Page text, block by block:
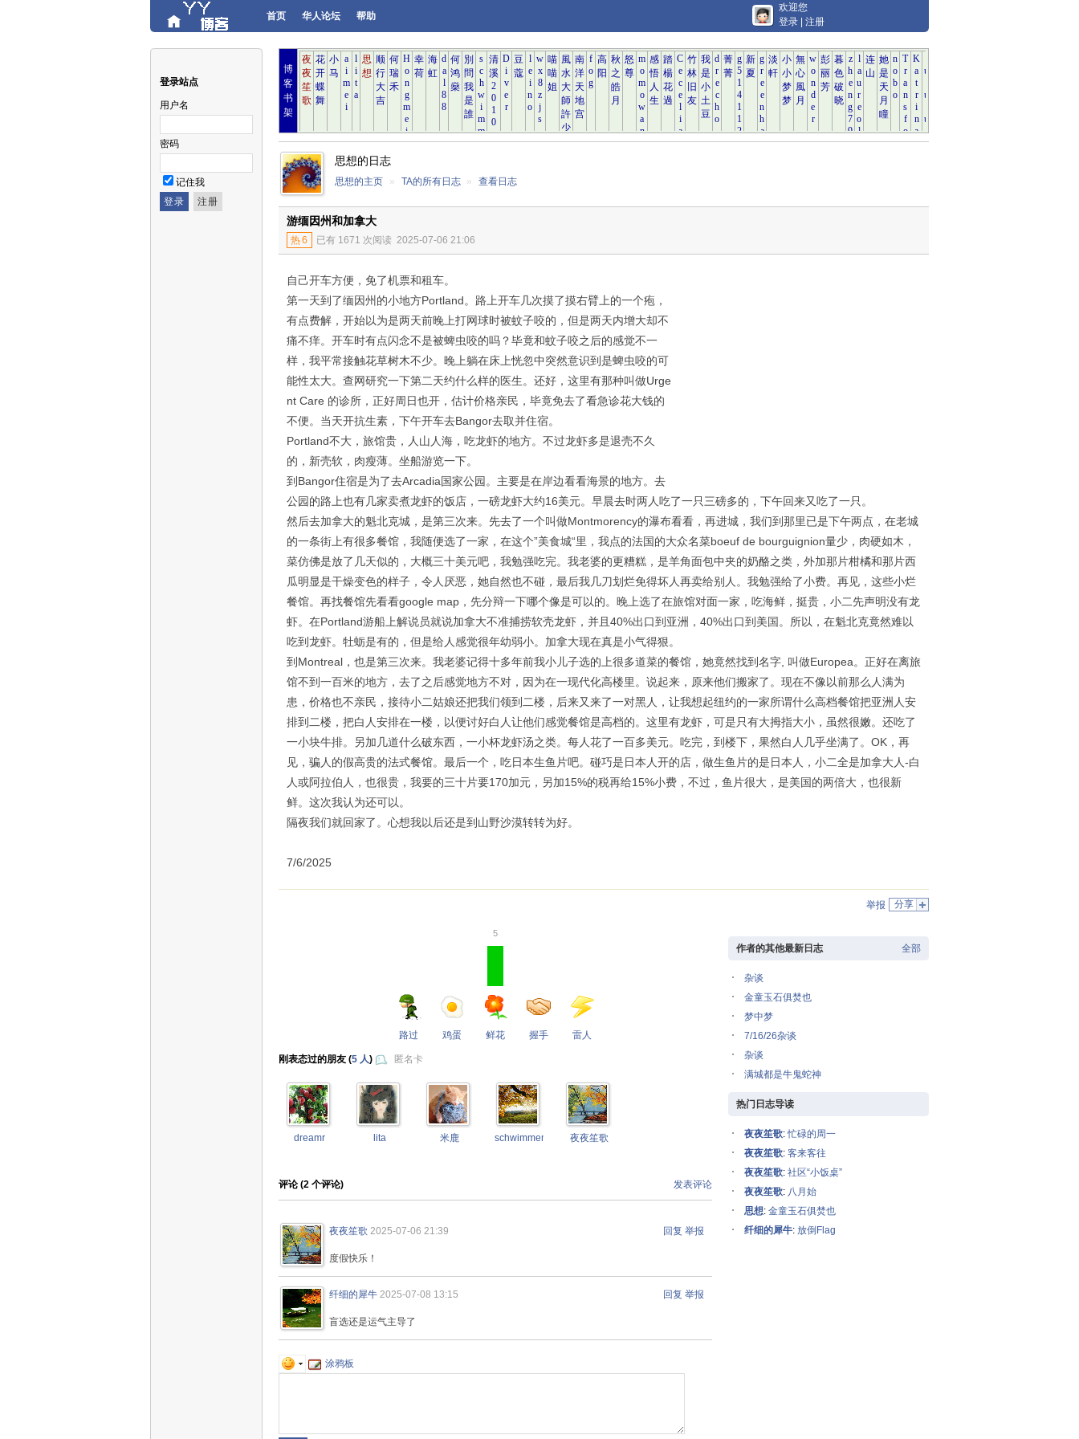
首页 华人论坛 帮助
欢迎您
登录
注册
登录站点
用户名
密码
记住我
博
客
书
架
思想的日志
思想的主页 » TA的所有日志 » 查看日志
游缅因州和加拿大
热6 已有 1671 次阅读 2025-07-06 21:06
自己开车方便，免了机票和租车。
第一天到了缅因州的小地方Portland。路上开车几次摸了摸右臂上的一个疱，
有点费解，开始以为是两天前晚上打网球时被蚊子咬的，但是两天内增大却不
痛不痒。开车时有点闪念不是被蜱虫咬的吗？毕竟和蚊子咬之后的感觉不一
样，我平常接触花草树木不少。晚上躺在床上恍忽中突然意识到是蜱虫咬的可
能性太大。查网研究一下第二天约什么样的医生。还好，这里有那种叫做Urge
nt Care 的诊所，正好周日也开，估计价格亲民，毕竟免去了看急诊花大钱的
不便。当天开抗生素，下午开车去Bangor去取并住宿。
Portland不大，旅馆贵，人山人海，吃龙虾的地方。不过龙虾多是退壳不久
的，新壳软，肉瘦薄。坐船游览一下。
到Bangor住宿是为了去Arcadia国家公园。主要是在岸边看看海景的地方。去
公园的路上也有几家卖煮龙虾的饭店，一磅龙虾大约16美元。早晨去时两人吃了一只三磅多的，下午回来又吃了一只。
然后去加拿大的魁北克城，是第三次来。先去了一个叫做Montmorency的瀑布看看，再进城，我们到那里已是下午两点，在老城
的一条街上有很多餐馆，我随便选了一家，在这个”美食城“里，我点的法国的大众名菜boeuf de bourguignion量少，肉硬如木，
菜仿佛是放了几天似的，大概三十美元吧，我勉强吃完。我老婆的更糟糕，是羊角面包中夹的奶酪之类，外加那片柑橘和那片西
瓜明显是干燥变色的样子，令人厌恶，她自然也不碰，最后我几刀划烂免得坏人再卖给别人。我勉强给了小费。再见，这些小烂
餐馆。再找餐馆先看看google map，先分辩一下哪个像是可以的。晚上选了在旅馆对面一家，吃海鲜，挺贵，小二先声明没有龙
虾。在Portland游船上解说员就说加拿大不准捕捞软壳龙虾，并且40%出口到亚洲，40%出口到美国。所以，在魁北克竟然难以
吃到龙虾。牡蛎是有的，但是给人感觉很年幼弱小。加拿大现在真是小气得狠。
到Montreal，也是第三次来。我老婆记得十多年前我小儿子选的上很多道菜的餐馆，她竟然找到名字, 叫做Europea。正好在离旅
馆不到一百米的地方，去了之后感觉地方不对，因为在一现代化高楼里。说起来，原来他们搬家了。现在不像以前那么人满为
患，价格也不亲民，接待小二姑娘还把我们领到二楼，后来又来了一对黑人，让我想起纽约的一家所谓什么高档餐馆把亚洲人安
排到二楼，把白人安排在一楼，以便讨好白人让他们感觉餐馆是高档的。这里有龙虾，可是只有大拇指大小，虽然很嫩。还吃了
一小块牛排。另加几道什么破东西，一小杯龙虾汤之类。每人花了一百多美元。吃完，到楼下，果然白人几乎坐满了。OK，再
见，骗人的假高贵的法式餐馆。最后一个，吃日本生鱼片吧。碰巧是日本人开的店，做生鱼片的是日本人，小二全是加拿大人-白
人或阿拉伯人，也很贵，我要的三十片要170加元，另加15%的税再给15%小费，不过，鱼片很大，是美国的两倍大，也很新
鲜。这次我认为还可以。
隔夜我们就回家了。心想我以后还是到山野沙漠转转为好。
7/6/2025
分享
举报
路过 鸡蛋
5
鲜花 握手 雷人
刚表态过的朋友 (5 人) 匿名卡
dreamr lita 米鹿 schwimmengool 夜夜笙歌
发表评论
评论 (2 个评论)
回复 举报
夜夜笙歌 2025-07-06 21:39
度假快乐！
回复 举报
纤细的犀牛 2025-07-08 13:15
盲选还是运气主导了
涂鸦板
全部
作者的其他最新日志
杂谈
金童玉石俱焚也
梦中梦
7/16/26杂谈
杂谈
满城都是牛鬼蛇神
热门日志导读
夜夜笙歌:忙碌的周一
夜夜笙歌: 客来客往
夜夜笙歌: 社区“小饭桌”
夜夜笙歌: 八月始
思想: 金童玉石俱焚也
纤细的犀牛: 放倒Flag